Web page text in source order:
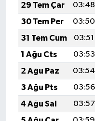
29 Tem Çar
03:48
30 Tem Per
03:50
31 Tem Cum
03:51
1 Ağu Cts
03:53
2 Ağu Paz
03:54
3 Ağu Pts
03:56
4 Ağu Sal
03:57